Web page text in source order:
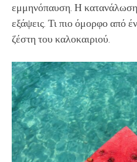
εμμηνόπαυση. Η κατανάλωση
εξάψεις. Τι πιο όμορφο από
ζέστη του καλοκαιριού.